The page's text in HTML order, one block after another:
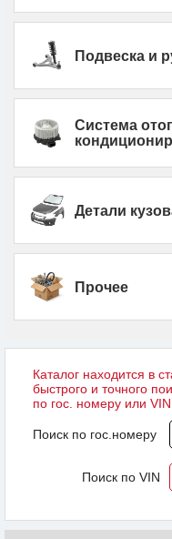
Подвеска и
Система
Детали
Прочее
Каталог находится в
быстрого и точного
по гос. номеру или
Поиск по гос.номеру
Поиск по VIN